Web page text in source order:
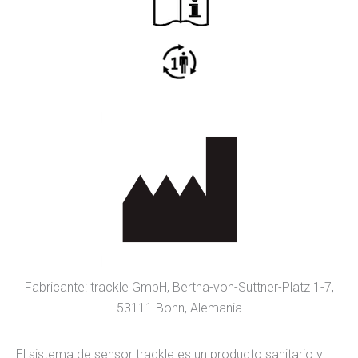
Fabricante: trackle GmbH, Bertha-von-Suttner-Platz 1-7,
53111 Bonn, Alemania
El sistema de sensor trackle es un producto sanitario y